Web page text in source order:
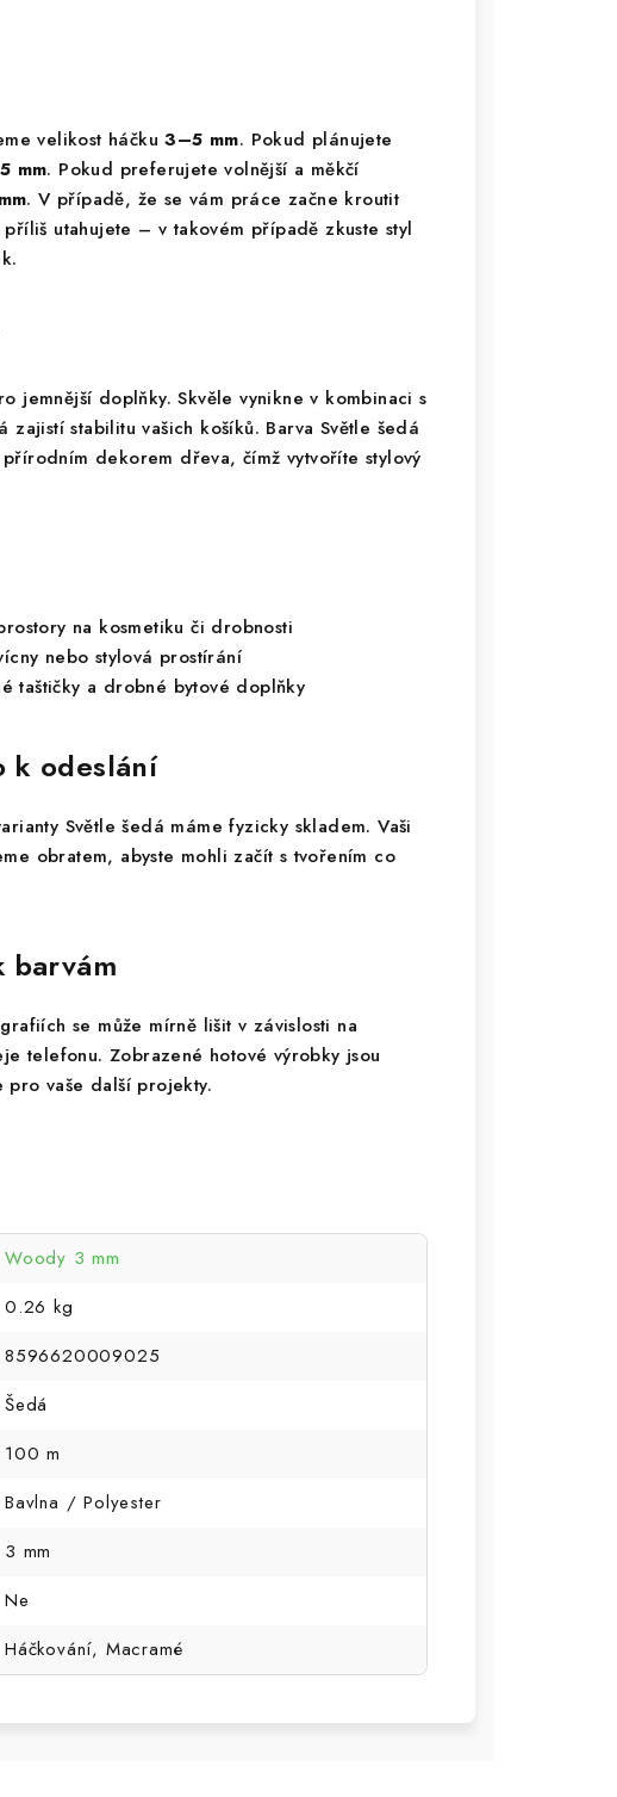
velikost háčku3–5 mm. Pokud plánujete
mm. Pokud preferujete volnější a měkčí
. V případě, že se vám práce začne kroutit
utahujete – v takovém případě zkuste styl
jemnější doplňky. Skvěle vynikne v kombinaci s
zajistí stabilitu vašich košíků. Barva Světle šedá
dekorem dřeva, čímž vytvoříte stylový
na kosmetiku či drobnosti
nebo stylová prostírání
taštičky a drobné bytové doplňky
k odeslání
Světle šedá máme fyzicky skladem. Vaši
obratem, abyste mohli začít s tvořením co
barvám
se může mírně lišit v závislosti na
telefonu. Zobrazené hotové výrobky jsou
pro vaše další projekty.
Woody 3 mm
0.26 kg
8596620009025
Šedá
100 m
Bavlna / Polyester
3 mm
Ne
Háčkování, Macramé